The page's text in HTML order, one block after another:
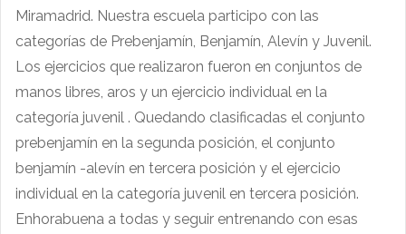
Miramadrid. Nuestra escuela participo con las
categorías de Prebenjamín, Benjamín, Alevín y Juvenil.
Los ejercicios que realizaron fueron en conjuntos de
manos libres, aros y un ejercicio individual en la
categoría juvenil . Quedando clasificadas el conjunto
prebenjamín en la segunda posición, el conjunto
benjamín -alevín en tercera posición y el ejercicio
individual en la categoría juvenil en tercera posición.
Enhorabuena a todas y seguir entrenando con esas